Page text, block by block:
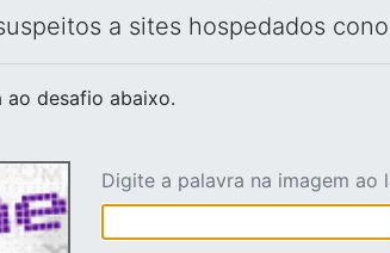
a sites hospedados
ao desafio abaixo.
Digite a palavra na imagem ao